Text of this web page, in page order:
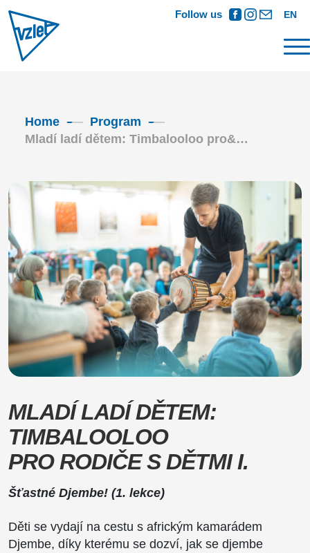
Follow us EN
Home
Program
Mladí ladí dětem: Timbalooloo pro&…
MLADÍ LADÍ DĚTEM:
TIMBALOOLOO
PRO RODIČE S DĚTMI I.
Šťastné Djembe! (1. lekce)
Děti se vydají na cestu s africkým kamarádem
Djembe, díky kterému se dozví, jak se djembe